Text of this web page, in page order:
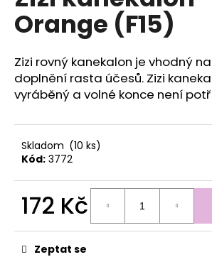
0,0
z
hvězdiček.
Orange (F15)
Zizi rovný kanekalon je vhodný
doplnění rasta účesů. Zizi
vyráběný a volné konce není
Skladom (10 ks)
Kód: 3772
172 Kč
cena:
Zeptat se
a
j
í
t
?
D
o